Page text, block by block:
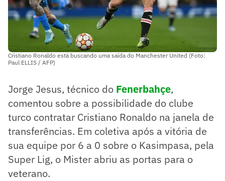
Cristiano Ronaldo está buscando uma saída do Manchester United (Foto:
Paul ELLIS / AFP)
Jorge Jesus, técnico do Fenerbahçe,
comentou sobre a possibilidade do clube
turco contratar Cristiano Ronaldo na janela de
transferências. Em coletiva após a vitória de
sua equipe por 6 a 0 sobre o Kasimpasa, pela
Super Lig, o Mister abriu as portas para o
veterano.